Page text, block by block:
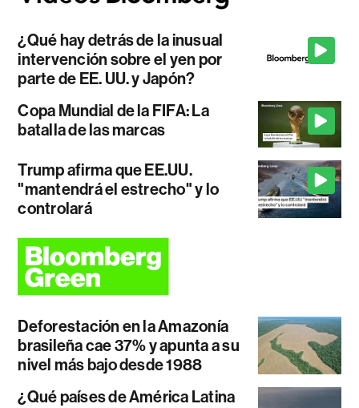
¿Qué hay detrás de la inusual
intervención sobre el yen por
parte de EE. UU. y Japón?
Copa Mundial de la FIFA: La
batalla de las marcas
Trump afirma que EE.UU.
"mantendrá el estrecho" y lo
controlará
Deforestación en la Amazonía
brasileña cae 37% y apunta a su
nivel más bajo desde 1988
¿Qué países de América Latina